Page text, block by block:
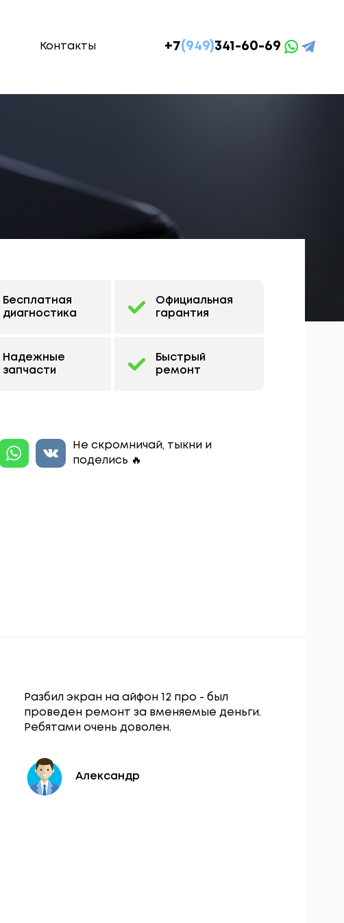
Контакты +7(949)341-60-69
Бесплатная
диагностика
Официальная
гарантия
Надежные
запчасти
Быстрый
ремонт
Не скромничай, тыкни и
поделись 🔥
Разбил экран на айфон 12 про - был
проведен ремонт за вменяемые деньги.
Ребятами очень доволен.
Александр